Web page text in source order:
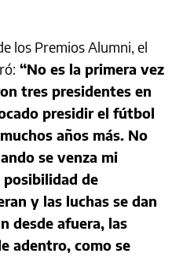
los Premios Alumni, el
“No es la primera vez
tres presidentes en
presidir el fútbol
años más. No
se venza mi
de
y las luchas se dan
desde afuera, las
adentro, como se